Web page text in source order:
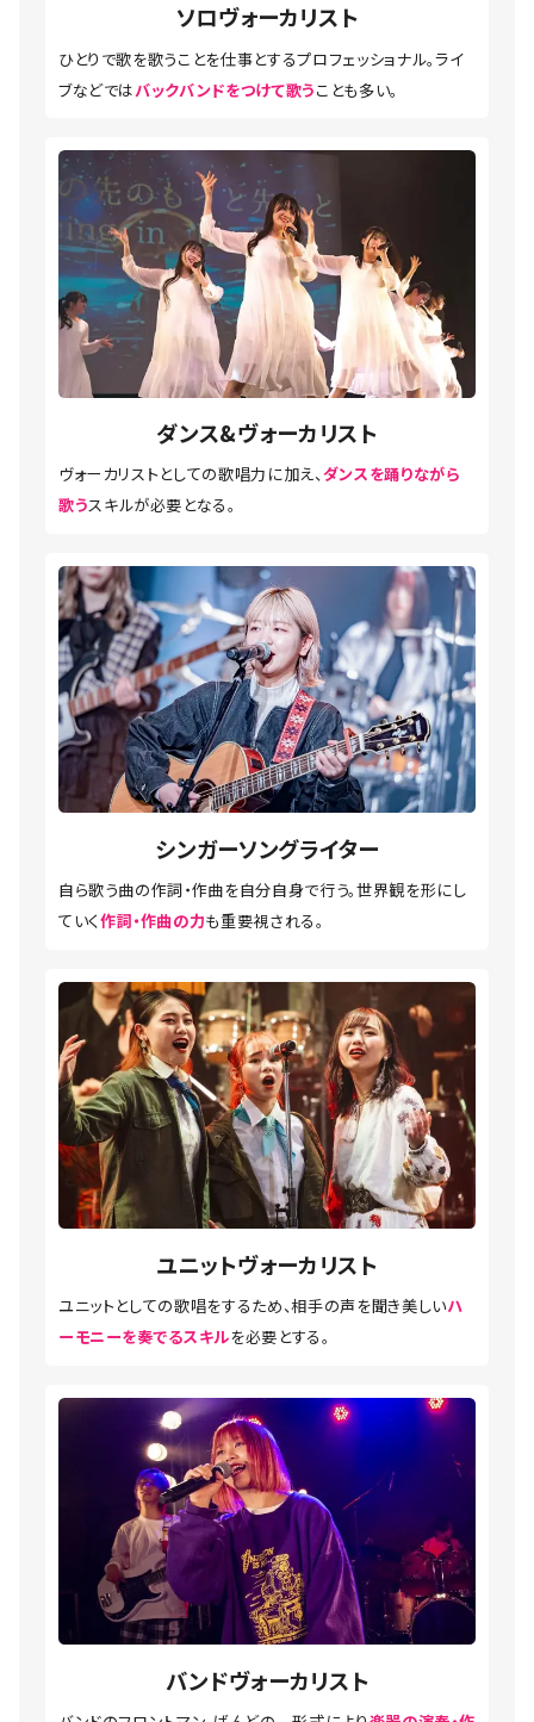
ソロヴォーカリスト
ひとりで歌を歌うことを仕事とするプロフェッショナル。ライ
ブなどではバックバンドをつけて歌うことも多い。
ダンス&ヴォーカリスト
ヴォーカリストとしての歌唱力に加え、ダンスを踊りながら
歌うスキルが必要となる。
シンガーソングライター
自ら歌う曲の作詞・作曲を自分自身で行う。世界観を形にし
ていく作詞・作曲の力も重要視される。
ユニットヴォーカリスト
ユニットとしての歌唱をするため、相手の声を聞き美しいハ
ーモニーを奏でるスキルを必要とする。
バンドヴォーカリスト